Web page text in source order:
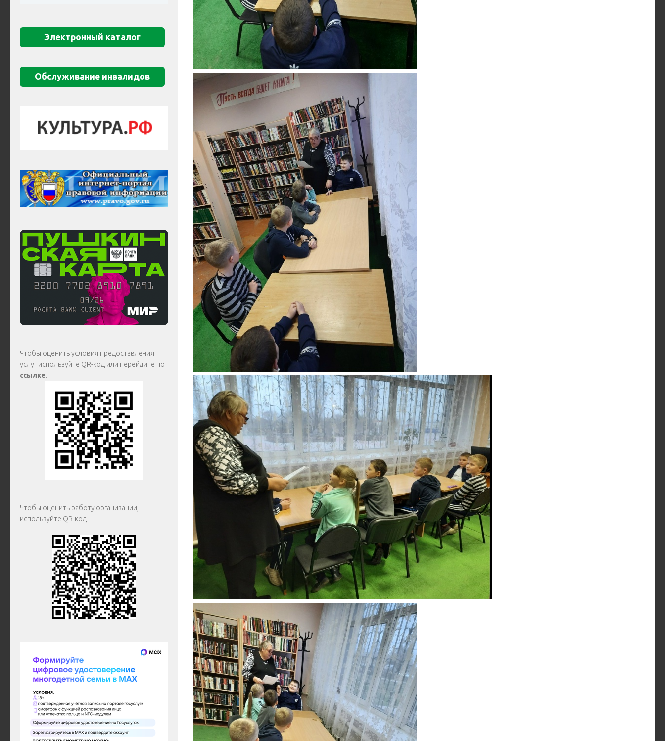
Электронный каталог
Обслуживание инвалидов
Чтобы оценить условия предоставления
услуг используйте QR-код или перейдите по
ссылке.
Чтобы оценить работу организации,
используйте QR-код